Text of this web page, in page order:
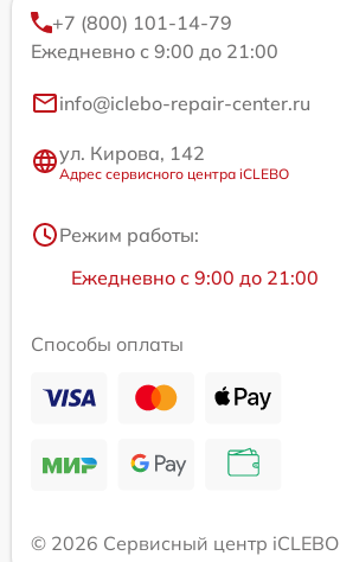
+7 (800) 101-14-79
Ежедневно с 9:00 до 21:00
info@iclebo-repair-center.ru
ул. Кирова, 142
Адрес сервисного центра iCLEBO
Режим работы:
Ежедневно с 9:00 до 21:00
Способы оплаты
© 2026 Сервисный центр iCLEBO